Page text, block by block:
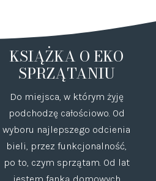
KSIĄŻKA O EKO
SPRZĄTANIU
Do miejsca, w którym żyję
podchodzę całościowo. Od
wyboru najlepszego odcienia
bieli, przez funkcjonalność,
po to, czym sprzątam. Od lat